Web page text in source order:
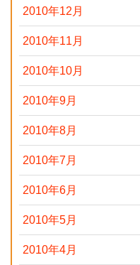
2010年12月
2010年11月
2010年10月
2010年9月
2010年8月
2010年7月
2010年6月
2010年5月
2010年4月